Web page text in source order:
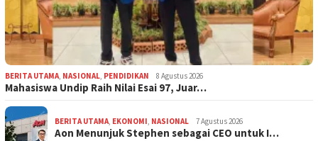
BERITA UTAMA, NASIONAL, PENDIDIKAN 8 Agustus 2026
Mahasiswa Undip Raih Nilai Esai 97, Juar…
BERITA UTAMA, EKONOMI, NASIONAL 7 Agustus 2026
Aon Menunjuk Stephen sebagai CEO untuk I…